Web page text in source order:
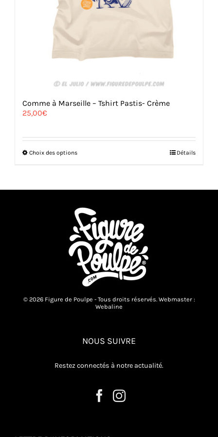
Comme à Marseille – Tshirt Pastis- Crème
25,00€
Choix des optionsCe
variations.
options
peuvent
être
choisies
sur
la
page
du
produit
Détails
© 2026 Figure de Poulpe - Tous droits réservés. Webmaster :
Webaline
NOUS SUIVRE
Restez connectés à notre actualité.